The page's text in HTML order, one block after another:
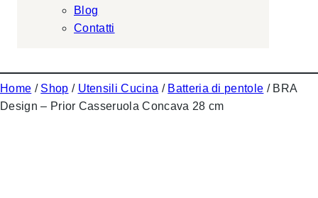
Blog
Contatti
Home / Shop / Utensili Cucina / Batteria di pentole / BRA
Design – Prior Casseruola Concava 28 cm